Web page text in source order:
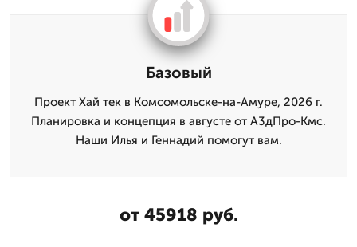
Базовый
Проект Хай тек в Комсомольске-на-Амуре, 2026 г.
Планировка и концепция в августе от А3дПро-Кмс.
Наши Илья и Геннадий помогут вам.
от 45918 руб.